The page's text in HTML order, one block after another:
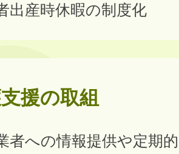
出産時休暇の制度化
援の取組
者への情報提供や定期